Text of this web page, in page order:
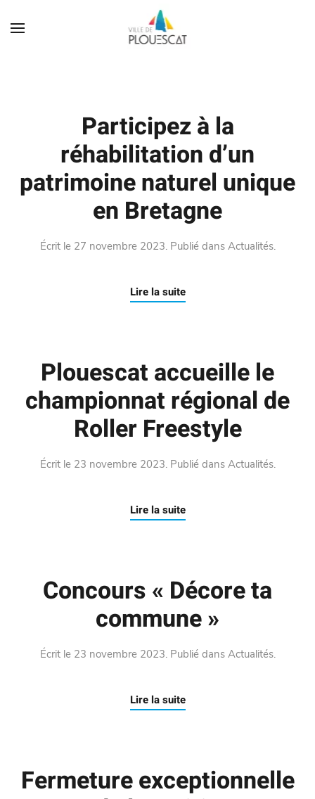
Participez à la
réhabilitation d’un
patrimoine naturel unique
en Bretagne
Écrit le 27 novembre 2023. Publié dans Actualités.
Lire la suite
Plouescat accueille le
championnat régional de
Roller Freestyle
Écrit le 23 novembre 2023. Publié dans Actualités.
Lire la suite
Concours « Décore ta
commune »
Écrit le 23 novembre 2023. Publié dans Actualités.
Lire la suite
Fermeture exceptionnelle